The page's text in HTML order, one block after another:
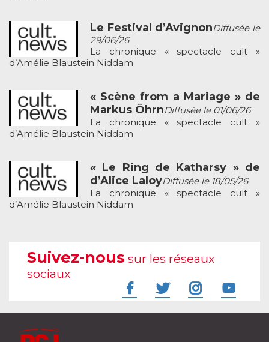
Le Festival d’AvignonDiffusée le
29/06/26
La chronique « spectacle cult »
d’Amélie Blaustein Niddam
« Scène from a Mariage » de
Markus ÖhrnDiffusée le 01/06/26
La chronique « spectacle cult »
d’Amélie Blaustein Niddam
« Le Ring de Katharsy » de
d’Alice LaloyDiffusée le 18/05/26
La chronique « spectacle cult »
d’Amélie Blaustein Niddam
Suivez-nous sur les réseaux
sociaux